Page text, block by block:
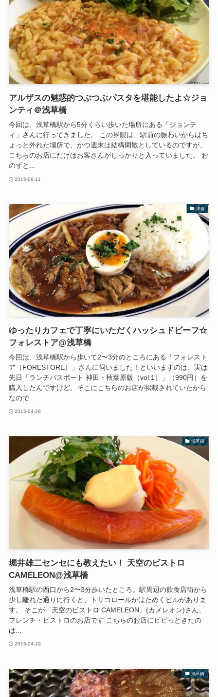
アルザスの魅惑的つぶつぶパスタを堪能したよ☆ジョ
ンティ＠浅草橋
今回は、浅草橋駅から5分くらい歩いた場所にある「ジョンテ
ィ」さんに行ってきました。 この界隈は、駅前の賑わいからはち
ょっと外れた場所で、かつ週末は結構閑散としているのですが、
こちらのお店にだけはお客さんがしっかりと入っていました。 お
のずと...
2015-06-11
洋食
ゆったりカフェで丁寧にいただくハッシュドビーフ☆
フォレストア@浅草橋
今回は、浅草橋駅から歩いて2〜3分のところにある「フォレスト
ア（FORESTORE）」さんに伺いました！といいますのは、実は
先日「ランチパスポート 神田・秋葉原版（vol.1）」（990円）を
購入したんですけど、そこにこちらのお店が掲載されていたから
なので...
2015-04-28
浅草橋
堀井雄二センセにも教えたい！ 天空のビストロ
CAMELEON@浅草橋
浅草橋駅の西口から2〜3分歩いたところ。駅周辺の飲食店街から
少し離れた通りに行くと、トリコロールがはためくビルがありま
す。 そこが「天空のビストロ CAMELEON」(カメレオン)さん、
フレンチ・ビストロのお店です こちらのお店にビビっときたの
は...
2015-04-19
浅草橋